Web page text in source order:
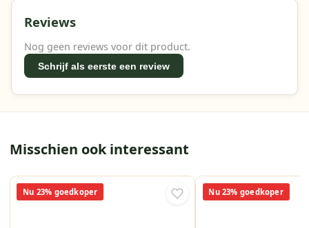
Reviews
Nog geen reviews voor dit product.
Schrijf als eerste een review
Misschien ook interessant
Nu 23% goedkoper Nu 23% goedkoper